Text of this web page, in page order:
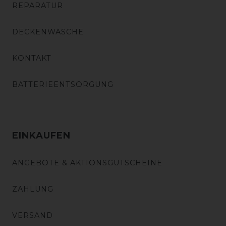
REPARATUR
DECKENWÄSCHE
KONTAKT
BATTERIEENTSORGUNG
EINKAUFEN
ANGEBOTE & AKTIONSGUTSCHEINE
ZAHLUNG
VERSAND